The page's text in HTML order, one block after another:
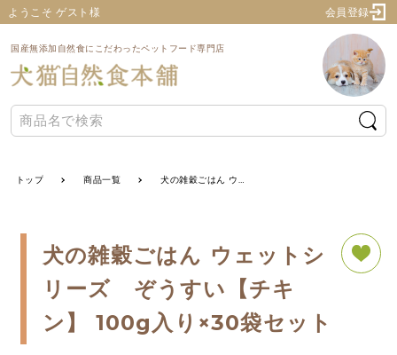
ようこそ ゲスト様 会員登録
国産無添加自然食にこだわったペットフード専門店
トップ 商品一覧 犬の雑穀ごはん ウェットシリーズ ぞうすい【チキン】 100g入り×30袋セット
犬の雑穀ごはん ウェットシ
リーズ ぞうすい【チキ
ン】 100g入り×30袋セット